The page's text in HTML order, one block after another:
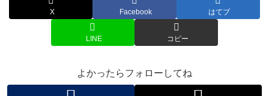
X Facebook はてブ
LINE コピー
よかったらフォローしてね